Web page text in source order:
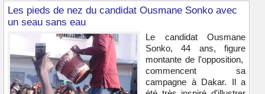
Les pieds de nez du candidat Ousmane Sonko avec
un seau sans eau
Le candidat Ousmane
Sonko, 44 ans, figure
montante de l'opposition,
commencent sa
campagne à Dakar. Il a